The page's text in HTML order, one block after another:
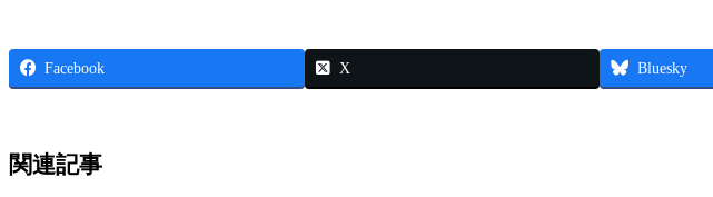
Facebook X Bluesky
関連記事